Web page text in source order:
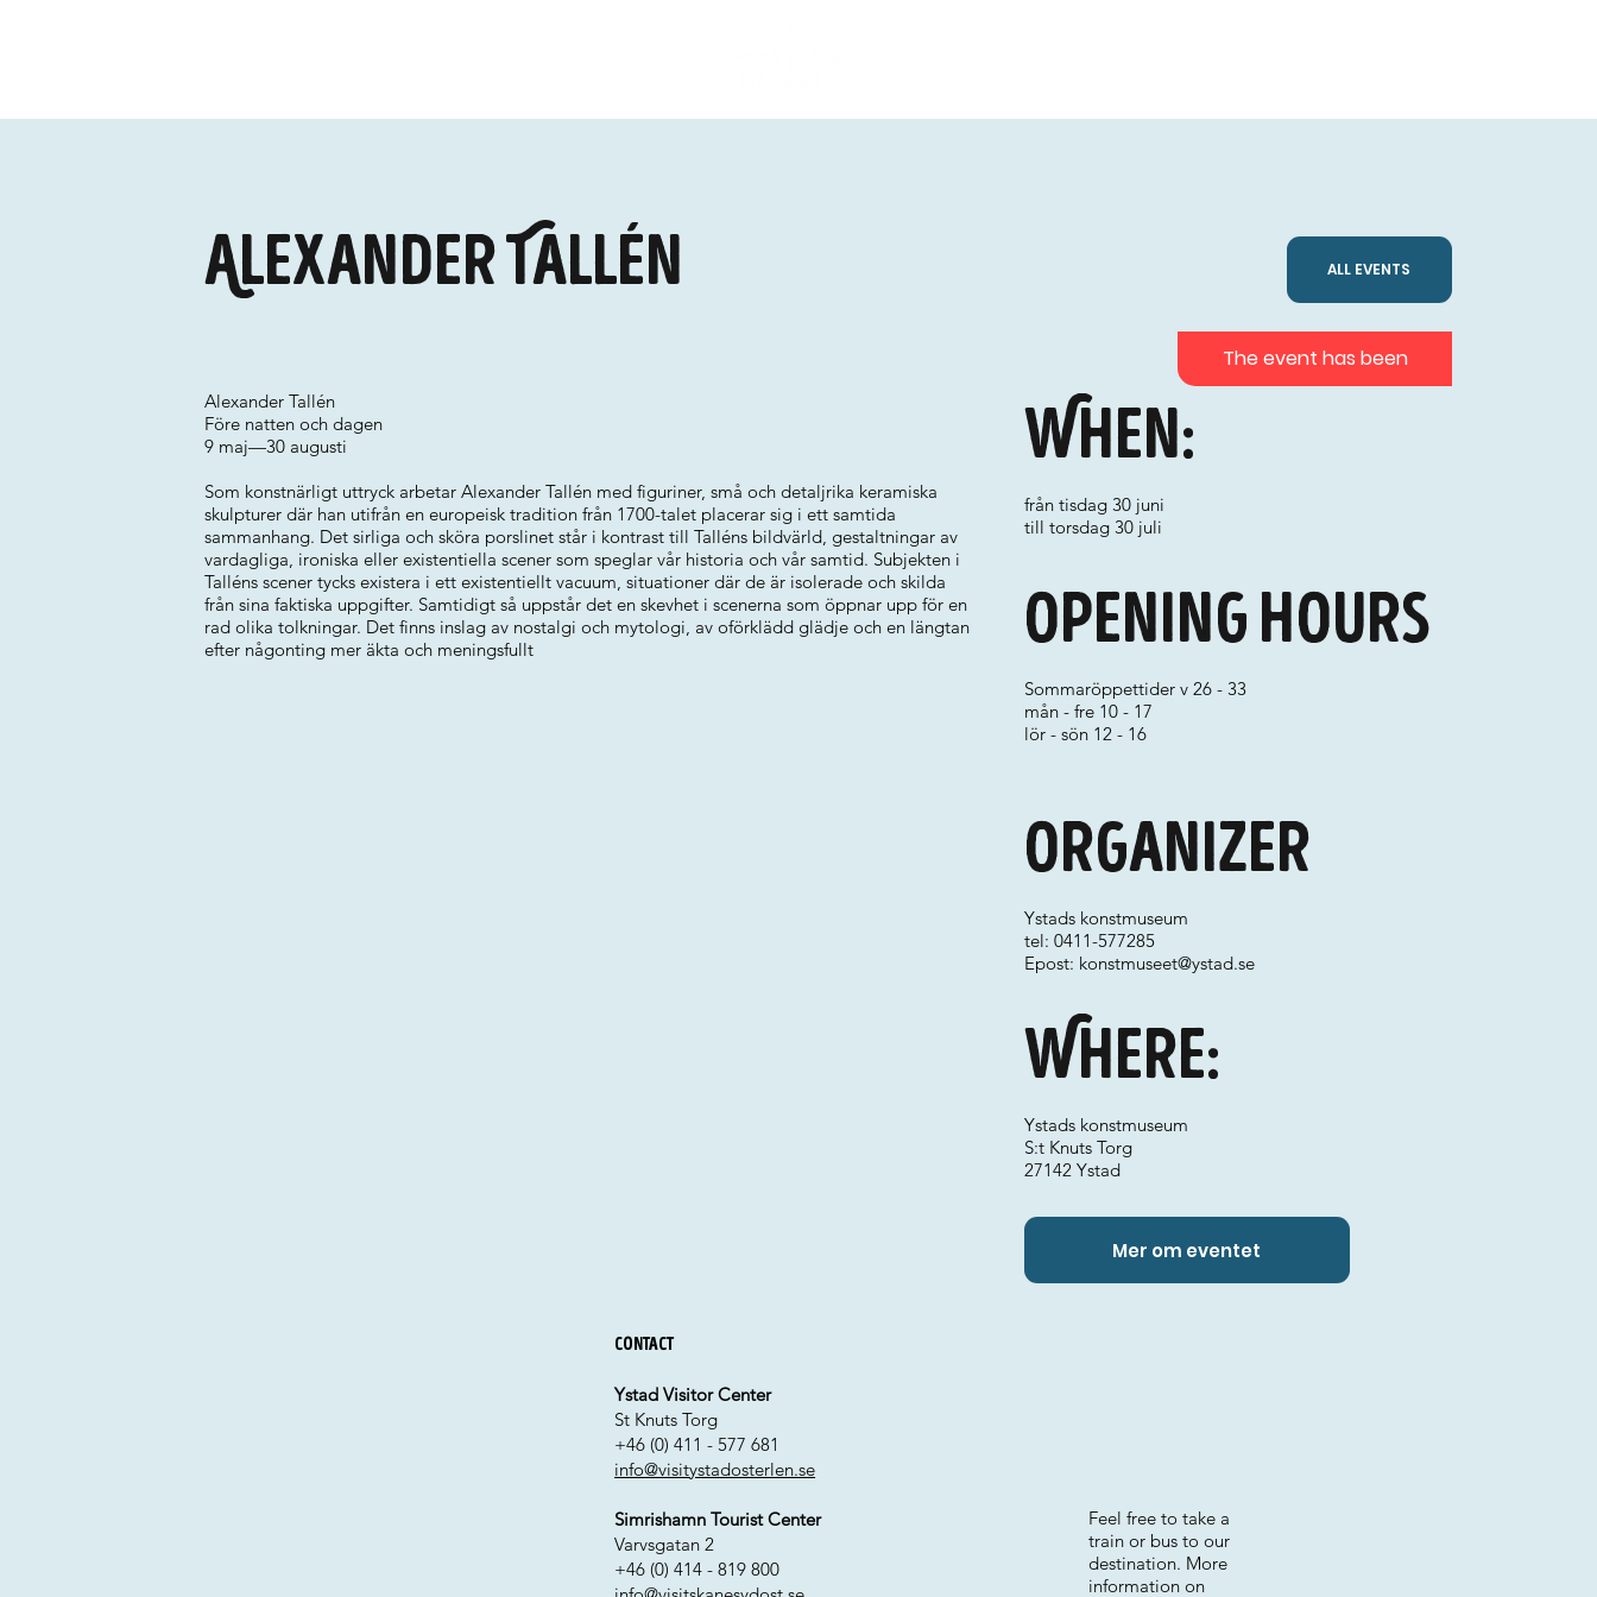
Alexander Tallén ALL EVENTS
Alexander Tallén
Före natten och dagen
9 maj—30 augusti
Som konstnärligt uttryck arbetar Alexander Tallén med figuriner, små och detaljrika keramiska
skulpturer där han utifrån en europeisk tradition från 1700-talet placerar sig i ett samtida
sammanhang. Det sirliga och sköra porslinet står i kontrast till Talléns bildvärld, gestaltningar av
vardagliga, ironiska eller existentiella scener som speglar vår historia och vår samtid. Subjekten i
Talléns scener tycks existera i ett existentiellt vacuum, situationer där de är isolerade och skilda
från sina faktiska uppgifter. Samtidigt så uppstår det en skevhet i scenerna som öppnar upp för en
rad olika tolkningar. Det finns inslag av nostalgi och mytologi, av oförklädd glädje och en längtan
efter någonting mer äkta och meningsfullt
When:
från tisdag 30 juni
till torsdag 30 juli
Where:
Organizer
Ystads konstmuseum
tel: 0411-577285
Epost: konstmuseet@ystad.se
Ystads konstmuseum
S:t Knuts Torg
27142 Ystad
Opening hours
Sommaröppettider v 26 - 33
mån - fre 10 - 17
lör - sön 12 - 16
Mer om eventet
The event has been
Contact
Ystad Visitor Center
St Knuts Torg
+46 (0) 411 - 577 681
info@visitystadosterlen.se
Simrishamn Tourist Center
Varvsgatan 2
+46 (0) 414 - 819 800
Feel free to take a
train or bus to our
destination. More
information on